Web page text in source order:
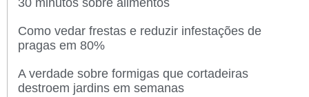
Como vedar frestas e reduzir infestações de
pragas em 80%
A verdade sobre formigas que cortadeiras
destroem jardins em semanas